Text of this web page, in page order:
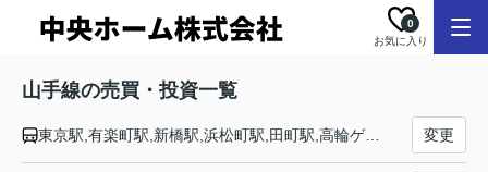
お気に入り
0
山手線の売買・投資一覧
東京駅,有楽町駅,新橋駅,浜松町駅,田町駅,高輪ゲートウェイ駅,品川駅,大崎駅,五反田駅,目黒駅,恵比寿駅,渋谷駅,原宿駅,代々木駅,新宿駅,新大久保駅,高田馬場駅,目白駅,池袋駅,大塚駅,巣鴨駅,駒込駅,田端駅,西日暮里駅,日暮里駅,鶯谷駅,上野駅,御徒町駅,秋葉原駅,神田駅 変更